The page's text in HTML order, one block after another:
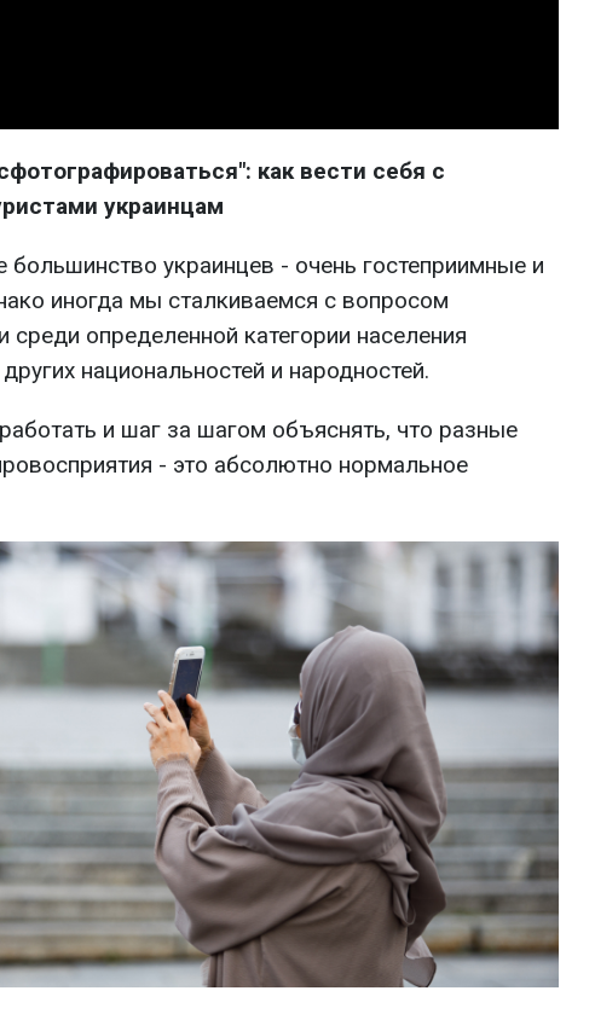
как вести себя с
украинцам
украинцев - очень гостеприимные и
иногда мы сталкиваемся с вопросом
среди определенной категории населения
национальностей и народностей.
и шаг за шагом объяснять, что разные
- это абсолютно нормальное